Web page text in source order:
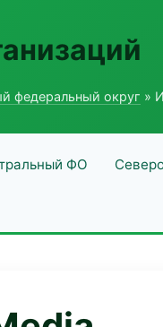
федеральный округ »
ФО